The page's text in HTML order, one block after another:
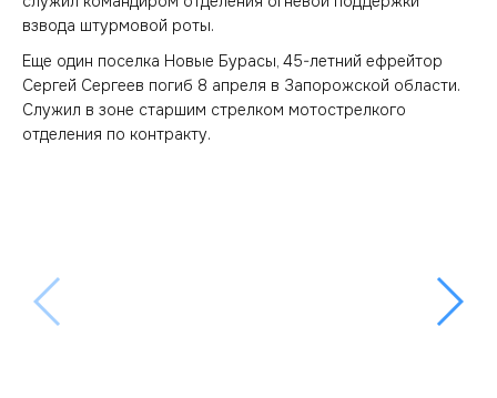
взвода штурмовой роты.
Еще один поселка Новые Бурасы, 45-летний ефрейтор
Сергей Сергеев погиб 8 апреля в Запорожской области.
Служил в зоне старшим стрелком мотострелкого
отделения по контракту.